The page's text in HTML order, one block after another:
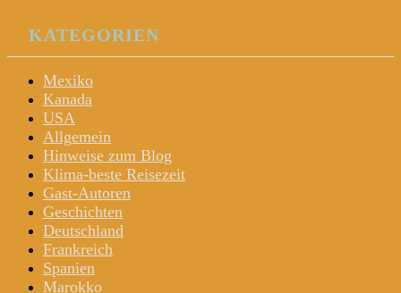
KATEGORIEN
Mexiko
Kanada
USA
Allgemein
Hinweise zum Blog
Klima-beste Reisezeit
Gast-Autoren
Geschichten
Deutschland
Frankreich
Spanien
Marokko